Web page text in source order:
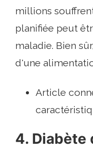
millions
planifiée peut
maladie. Bien
d'une
Article
4. Diabète